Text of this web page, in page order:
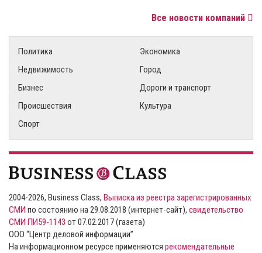
Все новости компаний
Политика
Экономика
Недвижимость
Город
Бизнес
Дороги и транспорт
Происшествия
Культура
Спорт
2004-2026, Business Class, Выписка из реестра зарегистрированных
СМИ по состоянию на 29.08.2018 (интернет-сайт), свидетельство
СМИ ПИ59-1143 от 07.02.2017 (газета)
ООО “Центр деловой информации”
На информационном ресурсе применяются рекомендательные